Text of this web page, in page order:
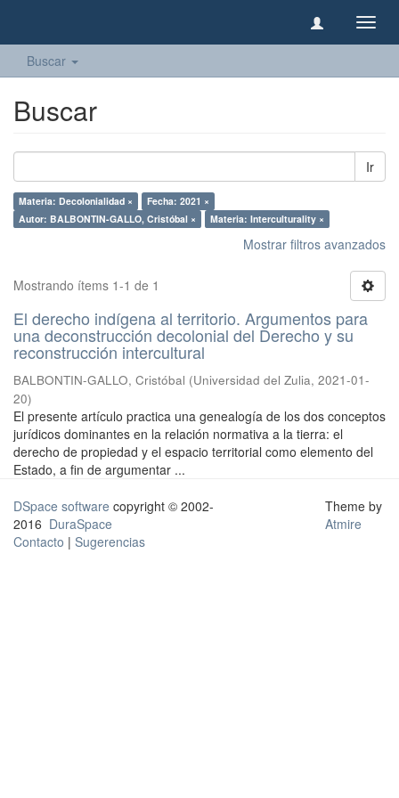
Buscar
Buscar
Ir
Materia: Decolonialidad ×
Fecha: 2021 ×
Autor: BALBONTIN-GALLO, Cristóbal ×
Materia: Interculturality ×
Mostrar filtros avanzados
Mostrando ítems 1-1 de 1
El derecho indígena al territorio. Argumentos para
una deconstrucción decolonial del Derecho y su
reconstrucción intercultural
BALBONTIN-GALLO, Cristóbal (Universidad del Zulia, 2021-01-
20)
El presente artículo practica una genealogía de los dos conceptos
jurídicos dominantes en la relación normativa a la tierra: el
derecho de propiedad y el espacio territorial como elemento del
Estado, a fin de argumentar ...
DSpace software copyright © 2002-
2016 DuraSpace
Contacto | Sugerencias
Theme by
Atmire